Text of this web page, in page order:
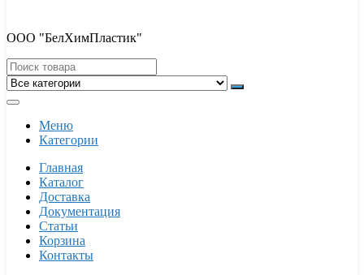
ООО "БелХимПластик"
Меню
Категории
Главная
Каталог
Доставка
Документация
Статьи
Корзина
Контакты